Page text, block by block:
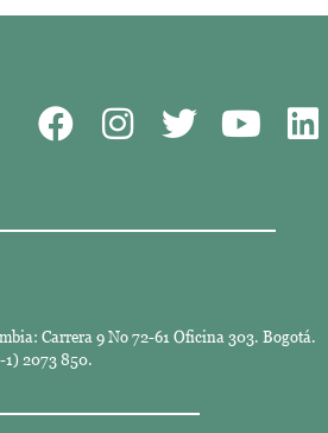
Carrera 9 No 72-61 Oficina 303. Bogotá.
1) 2073 850.